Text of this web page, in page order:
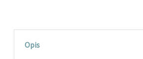
Opis